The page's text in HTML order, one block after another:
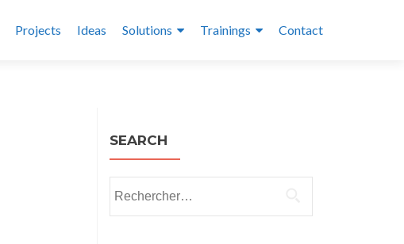
Projects Ideas Solutions Trainings Contact
SEARCH